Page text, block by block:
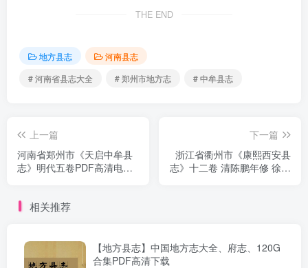
THE END
地方县志
河南县志
# 河南省县志大全
# 郑州市地方志 # 中牟县志
上一篇
河南省郑州市《天启中牟县
志》明代五卷PDF高清电子
下一篇
浙江省衢州市《康熙西安县
志》十二卷 清陈鹏年修 徐之
相关推荐
【地方县志】中国地方志大全、府志、120G
合集PDF高清下载